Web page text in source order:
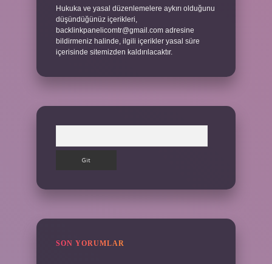
Hukuka ve yasal düzenlemelere aykırı olduğunu
düşündüğünüz içerikleri,
backlinkpanelicomtr@gmail.com adresine
bildirmeniz halinde, ilgili içerikler yasal süre
içerisinde sitemizden kaldırılacaktır.
SON YORUMLAR